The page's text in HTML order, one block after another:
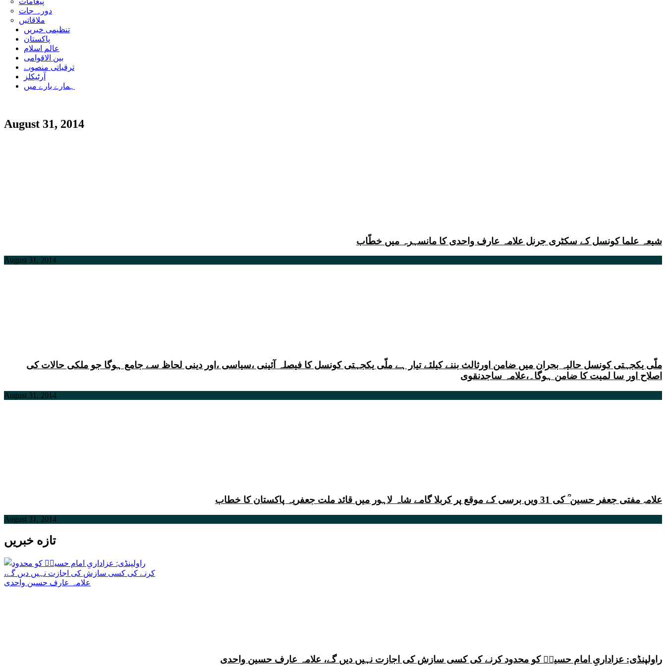
دورہ جات
ملاقاتیں
تنظیمی خبریں
پاکستان
عالم اسلام
بین الاقوامی
ترقیاتی منصوبے
آرٹیکلز
ہمارے بارے میں
August 31, 2014
شیعہ علما کونسل کے سکٹری جرنل علامہ عارف واحدی کا مانسہرہ میں خطّاب
August 31, 2014
ملّی یکجہتی کونسل حالیہ بحران میں ضامن اورثالث بننے کیلئے تیار ہے ملّی یکجہتی کونسل کا فیصلہ آئینی ،سیاسی ،اور دینی لحاظ سے جامع ہوگا جو ملکی حالات کی
اصلاح اور سا لمیت کا ضامن ہوگا۔،علامہ ساجدنقوی
August 31, 2014
علامہ مفتی جعفر حسین ؒ کی 31 ویں برسی کے موقع پر کربلا گامے شاہ لاہور میں قائد ملت جعفریہ پاکستان کا خطاب
August 31, 2014
تازه خبریں
راولپنڈی: عزاداریِ امام حسینؑ کو محدود کرنے کی کسی سازش کی اجازت نہیں دیں گے، علامہ عارف حسین واحدی